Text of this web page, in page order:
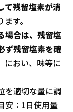
て残留塩素が消
す。
場合は、残留塩
ず残留塩素を確
におい、味等に
を適切な量に調
安：1日使用量